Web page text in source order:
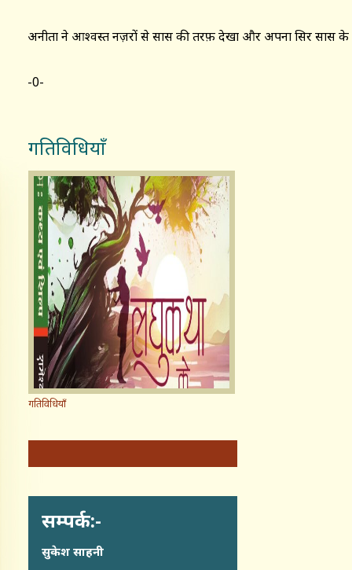
अनीता ने आश्वस्त नज़रों से सास की तरफ़ देखा और अपना सिर सास के
-0-
गतिविधियाँ
गतिविधियाँ
सम्पर्क:-
सुकेश साहनी